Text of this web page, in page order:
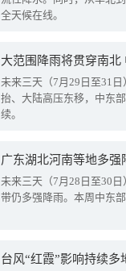
全天候在线。
大范围降雨将贯穿南
未来三天（7月29日至31
抬、大陆高压东移，中东
续。
广东湖北河南等地多
未来三天（7月28日至30
带仍多强降雨。本周中东
台风“红霞”影响持续